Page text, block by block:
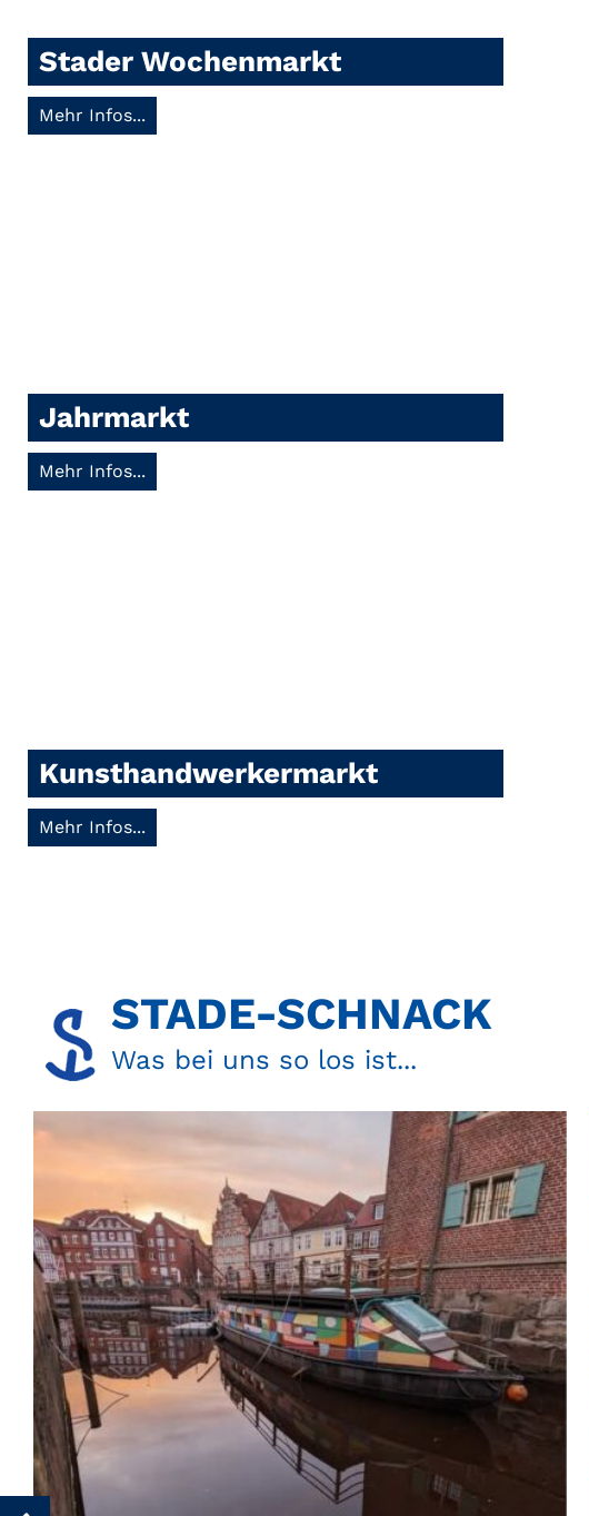
Stader Wochenmarkt
Mehr Infos...
Jahrmarkt
Mehr Infos...
Kunsthandwerkermarkt
Mehr Infos...
STADE-SCHNACK​
Was bei uns so los ist...